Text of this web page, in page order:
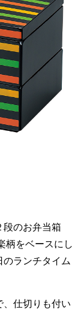
段のお弁当箱
柄をベースにし
ランチタイム
、仕切りも付い